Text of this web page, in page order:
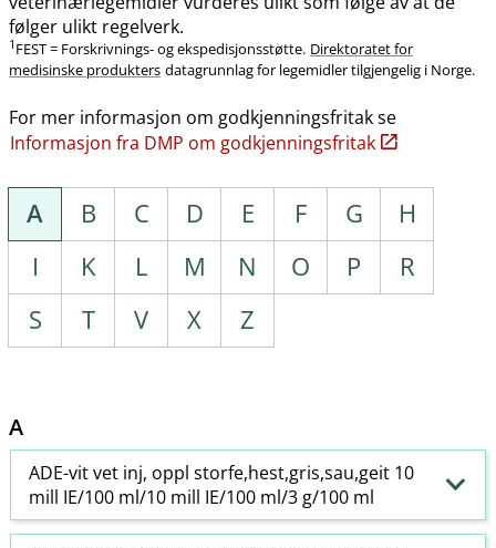
følger ulikt regelverk.
1 FEST = Forskrivnings- og ekspedisjonsstøtte. Direktoratet for
medisinske produkters datagrunnlag for legemidler tilgjengelig i Norge.
For mer informasjon om godkjenningsfritak se
Informasjon fra DMP om godkjenningsfritak
A B C D E F G
H
I
K L M N O P
R
S
T V X Z
A
ADE-vit vet inj, oppl storfe,hest,gris,sau,geit 10
mill IE/100 ml/10 mill IE/100 ml/3 g/100 ml